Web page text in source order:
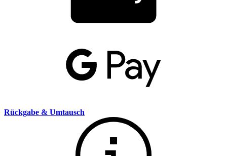
Rückgabe & Umtausch